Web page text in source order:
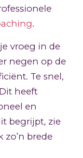
.
vroeg in de
negen op de
Te snel,
heeft
en
begrijpt, zie
brede